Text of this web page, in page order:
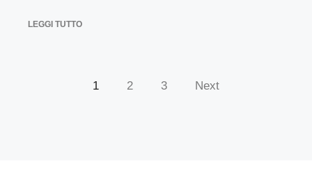
LEGGI TUTTO
1 2 3 Next